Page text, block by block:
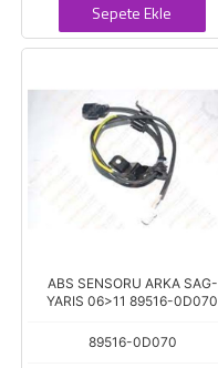
Sepete Ekle
ABS SENSORU ARKA SAG-
YARIS 06>11 89516-0D070
89516-0D070